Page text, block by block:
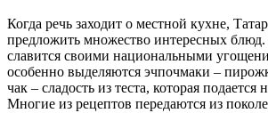
Когда речь заходит о местной кухне,
предложить множество интересных блюд.
славится своими национальными
особенно выделяются эчпочмаки –
чак – сладость из теста, которая подается
Многие из рецептов передаются из